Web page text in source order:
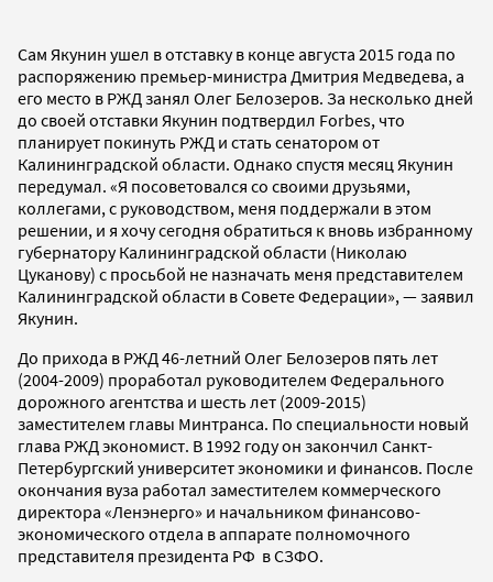
Сам Якунин ушел в отставку в конце августа 2015 года по
распоряжению премьер-министра Дмитрия Медведева, а
его место в РЖД занял Олег Белозеров. За несколько дней
до своей отставки Якунин подтвердил Forbes, что
планирует покинуть РЖД и стать сенатором от
Калининградской области. Однако спустя месяц Якунин
передумал. «Я посоветовался со своими друзьями,
коллегами, с руководством, меня поддержали в этом
решении, и я хочу сегодня обратиться к вновь избранному
губернатору Калининградской области (Николаю
Цуканову) с просьбой не назначать меня представителем
Калининградской области в Совете Федерации», — заявил
Якунин.
До прихода в РЖД 46-летний Олег Белозеров пять лет
(2004-2009) проработал руководителем Федерального
дорожного агентства и шесть лет (2009-2015)
заместителем главы Минтранса. По специальности новый
глава РЖД экономист. В 1992 году он закончил Санкт-
Петербургский университет экономики и финансов. После
окончания вуза работал заместителем коммерческого
директора «Ленэнерго» и начальником финансово-
экономического отдела в аппарате полномочного
представителя президента РФ в СЗФО.